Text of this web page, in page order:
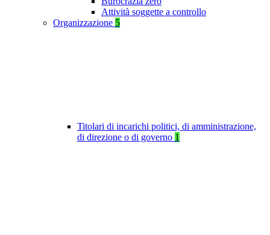
Attività soggette a controllo
Organizzazione 5
Titolari di incarichi politici, di amministrazione,
di direzione o di governo 1